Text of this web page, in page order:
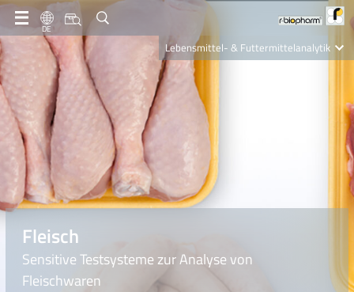
DE
Lebensmittel- & Futtermittelanalytik
Clinical Diagnostics
R-Biopharm AG
Nutrition Care
Fleisch
Sensitive Testsysteme zur Analyse von
Fleischwaren